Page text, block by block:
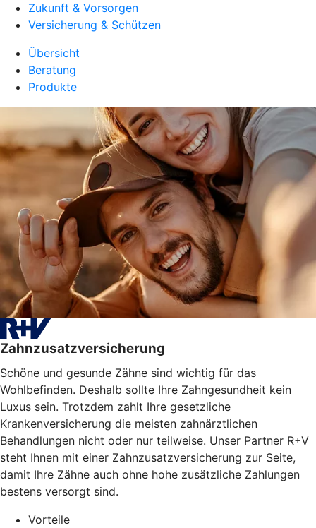
Zukunft & Vorsorgen
Versicherung & Schützen
Übersicht
Beratung
Produkte
Zahnzusatzversicherung
Schöne und gesunde Zähne sind wichtig für das
Wohlbefinden. Deshalb sollte Ihre Zahngesundheit kein
Luxus sein. Trotzdem zahlt Ihre gesetzliche
Krankenversicherung die meisten zahnärztlichen
Behandlungen nicht oder nur teilweise. Unser Partner R+V
steht Ihnen mit einer Zahnzusatzversicherung zur Seite,
damit Ihre Zähne auch ohne hohe zusätzliche Zahlungen
bestens versorgt sind.
Vorteile